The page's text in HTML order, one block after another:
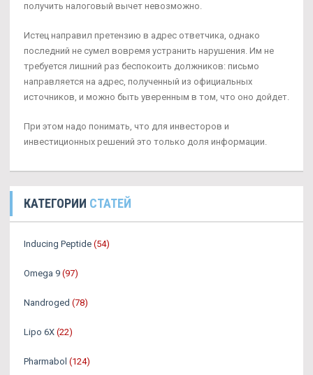
получить налоговый вычет невозможно.
Истец направил претензию в адрес ответчика, однако
последний не сумел вовремя устранить нарушения. Им не
требуется лишний раз беспокоить должников: письмо
направляется на адрес, полученный из официальных
источников, и можно быть уверенным в том, что оно дойдет.
При этом надо понимать, что для инвесторов и
инвестиционных решений это только доля информации.
КАТЕГОРИИ СТАТЕЙ
Inducing Peptide (54)
Omega 9 (97)
Nandroged (78)
Lipo 6X (22)
Pharmabol (124)